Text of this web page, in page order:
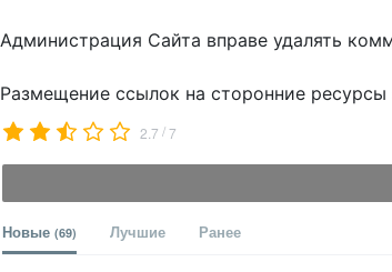
Администрация Сайта вправе удалять
Размещение ссылок на сторонние ресурсы
2.7 /7
Новые (69) Лучшие Ранее